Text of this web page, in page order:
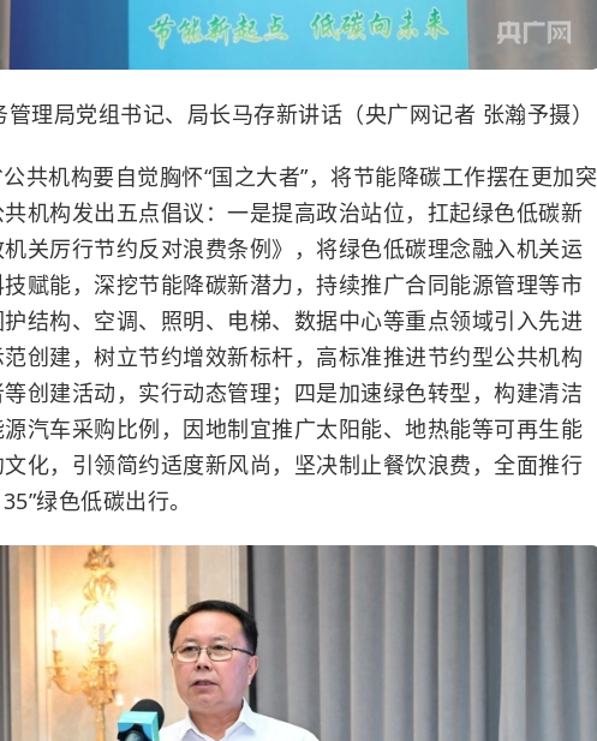
理局党组书记、局长马存新讲话（央广网记者 张瀚予摄）
共机构要自觉胸怀“国之大者”，将节能降碳工作摆在更加突
机构发出五点倡议：一是提高政治站位，扛起绿色低碳新
关厉行节约反对浪费条例》，将绿色低碳理念融入机关运
赋能，深挖节能降碳新潜力，持续推广合同能源管理等市
结构、空调、照明、电梯、数据中心等重点领域引入先进
创建，树立节约增效新标杆，高标准推进节约型公共机构
创建活动，实行动态管理；四是加速绿色转型，构建清洁
汽车采购比例，因地制宜推广太阳能、地热能等可再生能
化，引领简约适度新风尚，坚决制止餐饮浪费，全面推行
绿色低碳出行。